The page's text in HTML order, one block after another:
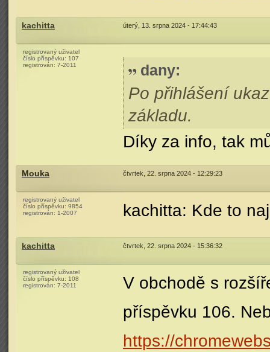
kachitta úterý, 13. srpna 2024 - 17:44:43
registrovaný uživatel
číslo příspěvku: 107
registrován: 7-2011 dany:
Po přihlášení
základu.
Díky za info, tak
Mouka čtvrtek, 22. srpna 2024 - 12:29:23
registrovaný uživatel
číslo příspěvku: 9854
registrován: 1-2007 kachitta: Kde to
kachitta čtvrtek, 22. srpna 2024 - 15:36:32
registrovaný uživatel
číslo příspěvku: 108
registrován: 7-2011
V obchodě s
příspěvku 106.
https://